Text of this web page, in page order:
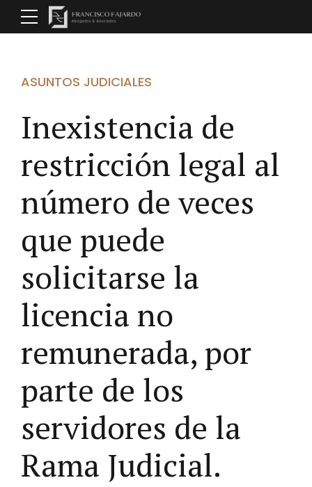
ASUNTOS JUDICIALES
Inexistencia de
restricción legal al
número de veces
que puede
solicitarse la
licencia no
remunerada, por
parte de los
servidores de la
Rama Judicial.